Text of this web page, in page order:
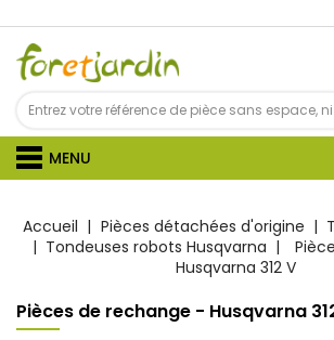
MENU
Accueil Pièces détachées d'origine
Tondeuses robots Husqvarna
Husqvarna 312 V
Pièces de rechange - Husqvarna